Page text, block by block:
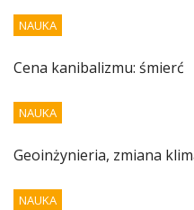
NAUKA
Cena kanibalizmu: śmierć
NAUKA
Geoinżynieria, zmiana
NAUKA